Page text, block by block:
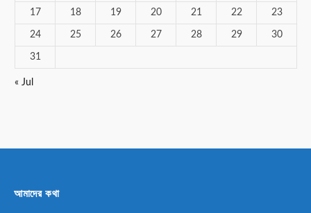
17 18 19 20 21 22 23
24 25 26 27 28 29 30
31
« Jul
আমাদের কথা